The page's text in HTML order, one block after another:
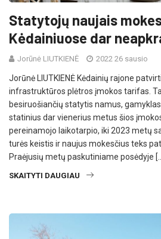
Statytojų naujais
Kėdainiuose dar
Jorūnė LIUTKIENĖ 2022 26 sausio
Jorūnė LIUTKIENĖ Kėdainių rajone
infrastruktūros plėtros įmokos tarifas.
besiruošiančių statytis namus,
statinius dar vienerius metus šios
pereinamojo laikotarpio, iki 2023 metų
turės keistis ir naujus mokesčius teks
Praėjusių metų paskutiniame posėdyje […]
SKAITYTI DAUGIAU